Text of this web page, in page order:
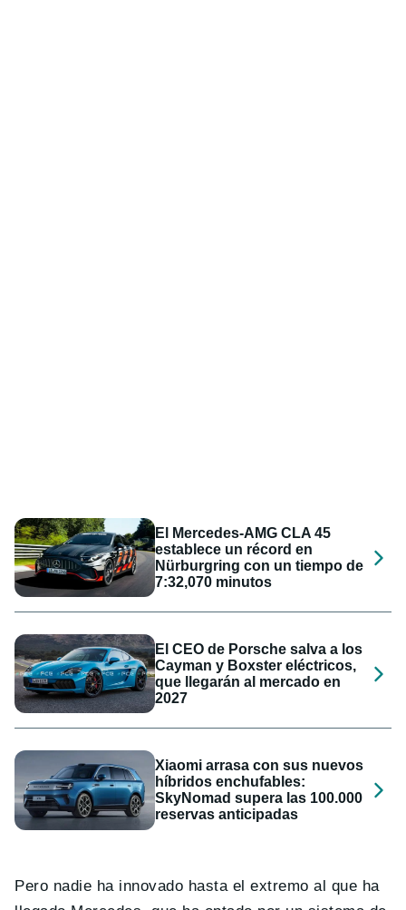
El Mercedes-AMG CLA 45
establece un récord en
Nürburgring con un tiempo de
7:32,070 minutos
El CEO de Porsche salva a los
Cayman y Boxster eléctricos,
que llegarán al mercado en
2027
Xiaomi arrasa con sus nuevos
híbridos enchufables:
SkyNomad supera las 100.000
reservas anticipadas
Pero nadie ha innovado hasta el extremo al que ha